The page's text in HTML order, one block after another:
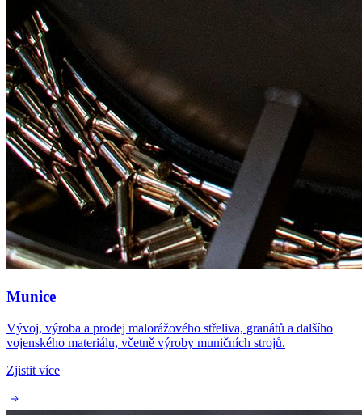
Munice
Vývoj, výroba a prodej malorážového střeliva, granátů a dalšího
vojenského materiálu, včetně výroby muničních strojů.
Zjistit více